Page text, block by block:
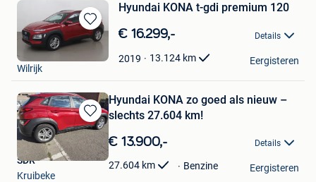
Bewaren
in
Hyundai KONA t-gdi premium 120
€ 16.299,- Details
2019 13.124 km
Cardoen
Wilrijk
Eergisteren
Bewaren
Mijn
Favorieten
Hyundai KONA zo goed als nieuw –
slechts 27.604 km!
€ 13.900,- Details
27.604 km Benzine
SDR
Kruibeke
Eergisteren